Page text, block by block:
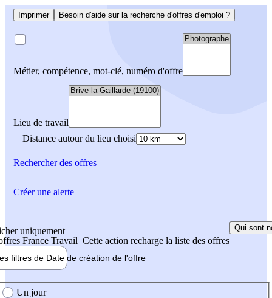
Imprimer Besoin d'aide sur la recherche d'offres d'emploi ?
Métier, compétence, mot-clé, numéro d'offre
Lieu de travail
Distance autour du lieu choisi
Rechercherdes offres
uniquement
France Travail Cette action recharge la liste des offres
Qui sont
filtres de Date de création de l'offre
création de l'offre
Un jour
Créer une alerte